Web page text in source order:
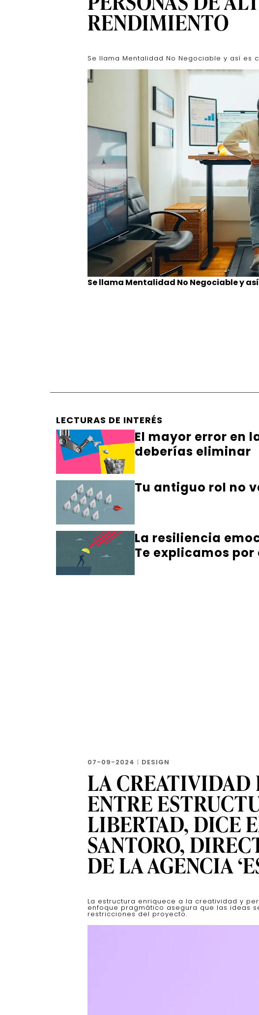
RENDIMIENTO
Se llama Mentalidad No Negociable y así es
Se llama Mentalidad No Negociable y
LECTURAS DE INTERÉS
El mayor error en
deberías eliminar
Tu antiguo rol no
La resiliencia
Te explicamos por
07-09-2024 | DESIGN
LA CREATIVIDAD
ENTRE
LIBERTAD, DICE
SANTORO,
DE LA AGENCIA
La estructura enriquece a la creatividad y
enfoque pragmático asegura que las ideas
restricciones del proyecto.